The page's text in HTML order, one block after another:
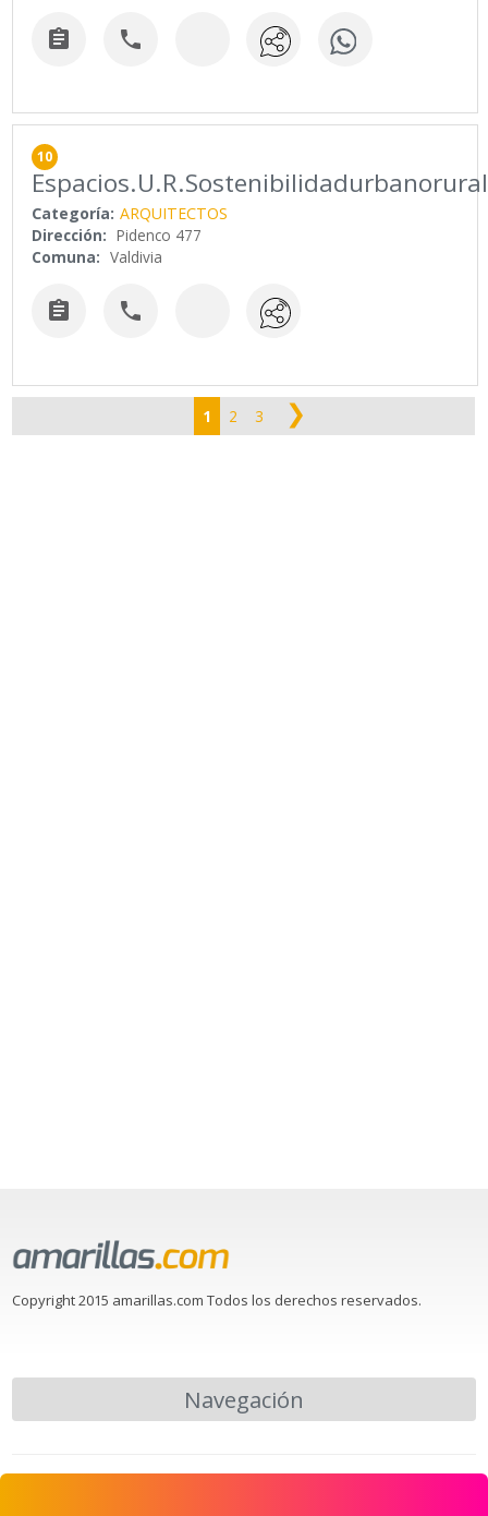
 
10
Espacios.U.R.Sostenibilidadurbanorural
Categoría: ARQUITECTOS
Dirección: Pidenco 477
Comuna: Valdivia
 
1 2 3 ❯
Copyright 2015 amarillas.com Todos los derechos reservados.
Navegación